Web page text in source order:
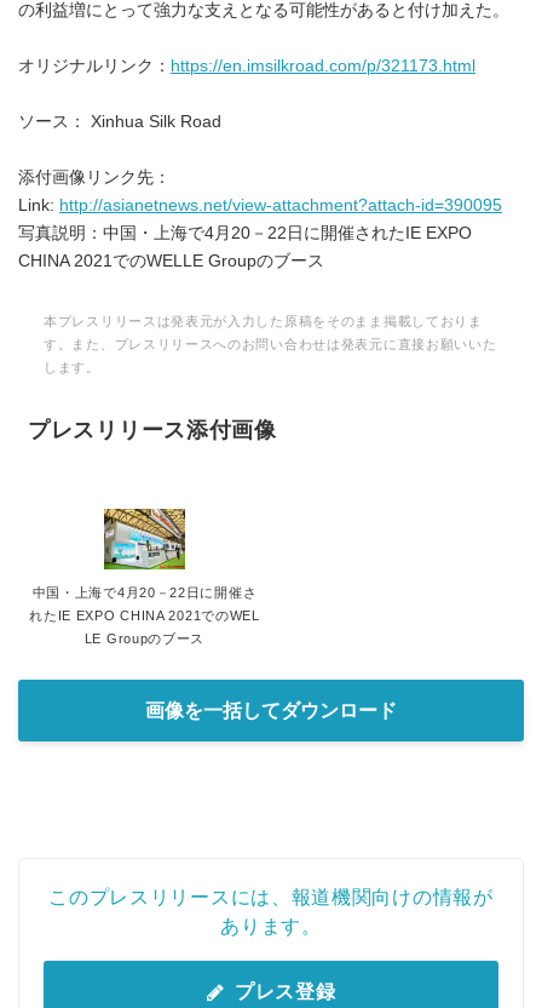
の利益増にとって強力な支えとなる可能性があると付け加えた。
オリジナルリンク： https://en.imsilkroad.com/p/321173.html
ソース： Xinhua Silk Road
添付画像リンク先：
Link: http://asianetnews.net/view-attachment?attach-id=390095
写真説明：中国・上海で4月20－22日に開催されたIE EXPO
CHINA 2021でのWELLE Groupのブース
本プレスリリースは発表元が入力した原稿をそのまま掲載しておりま
す。また、プレスリリースへのお問い合わせは発表元に直接お願いいた
します。
プレスリリース添付画像
中国・上海で4月20－22日に開催さ
れたIE EXPO CHINA 2021でのWEL
LE Groupのブース
画像を一括してダウンロード
このプレスリリースには、報道機関向けの情報が
あります。
プレス登録